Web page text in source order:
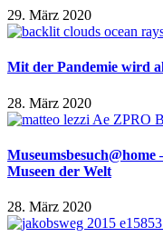
29. März 2020
Mit der Pandemie wird
28. März 2020
Museumsbesuch@home
Museen der Welt
28. März 2020